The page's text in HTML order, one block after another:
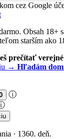
cez Google
Obsah 18+
starším ako
prečítať
→ Hľadám
ⓘ
· 1360. deň.